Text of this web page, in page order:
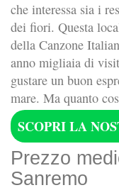
che interessa sia i
dei fiori. Questa
della Canzone
anno migliaia di
gustare un buon
mare. Ma quanto
SCOPRI LA
Prezzo
Sanremo